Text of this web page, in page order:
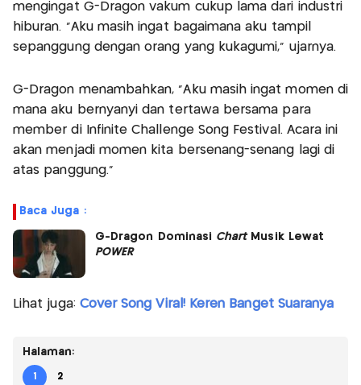
mengingat G-Dragon vakum cukup lama dari industri
hiburan. “Aku masih ingat bagaimana aku tampil
sepanggung dengan orang yang kukagumi,” ujarnya.
G-Dragon menambahkan, “Aku masih ingat momen di
mana aku bernyanyi dan tertawa bersama para
member di Infinite Challenge Song Festival. Acara ini
akan menjadi momen kita bersenang-senang lagi di
atas panggung.”
Baca Juga :
G-Dragon Dominasi ChartMusik Lewat
POWER
Lihat juga: Cover Song Viral! Keren Banget Suaranya
Halaman:
1 2